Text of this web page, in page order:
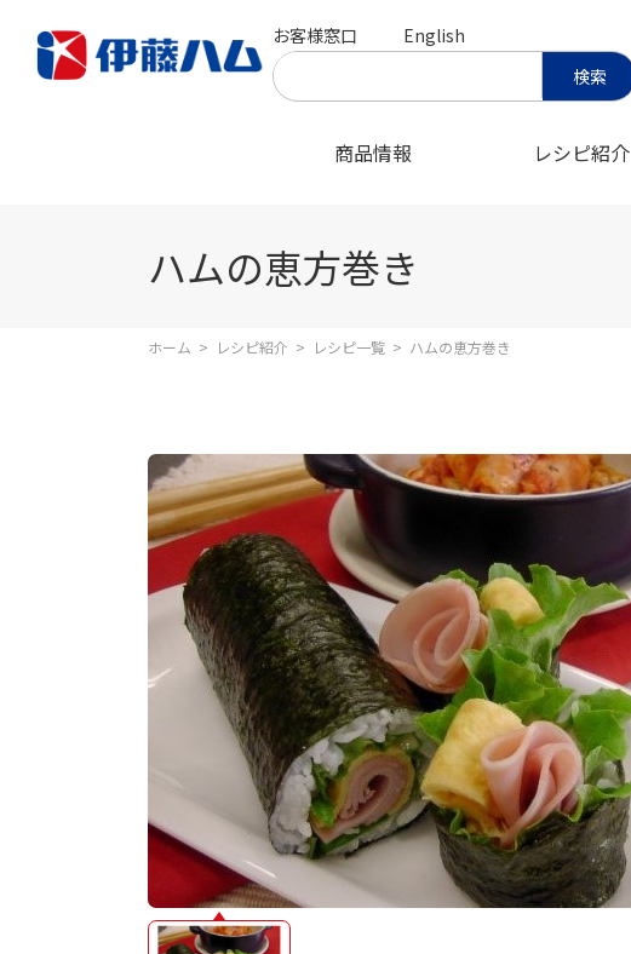
お客様窓口
English
商品情報 レシピ紹介
ハムの恵方巻き
ホーム > レシピ紹介 > レシピ一覧 > ハムの恵方巻き